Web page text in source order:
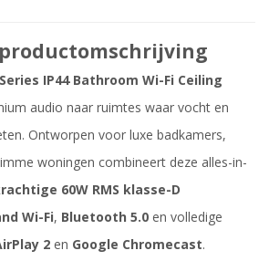
IP44 Bathroom Wi-Fi Ceiling
audio naar ruimtes waar vocht en
Ontworpen voor luxe badkamers,
woningen combineert deze alles-in-
60W RMS klasse-D
Wi-Fi, Bluetooth 5.0 en volledige
2 en Google Chromecast.